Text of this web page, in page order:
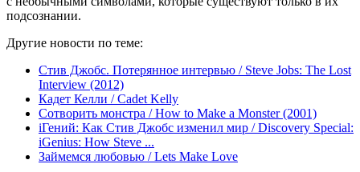
подсознании.
Другие новости по теме:
Стив Джобс. Потерянное интервью / Steve Jobs: The Lost
Interview (2012)
Кадет Келли / Cadet Kelly
Сотворить монстра / How to Make a Monster (2001)
iГений: Как Стив Джобс изменил мир / Discovery Special:
iGenius: How Steve ...
Займемся любовью / Lets Make Love